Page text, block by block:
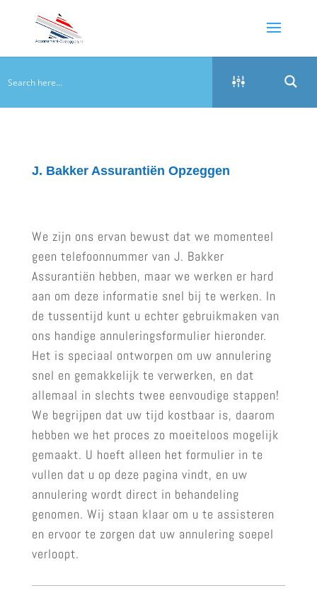
J. Bakker Assurantiën Opzeggen
We zijn ons ervan bewust dat we momenteel
geen telefoonnummer van J. Bakker
Assurantiën hebben, maar we werken er hard
aan om deze informatie snel bij te werken. In
de tussentijd kunt u echter gebruikmaken van
ons handige annuleringsformulier hieronder.
Het is speciaal ontworpen om uw annulering
snel en gemakkelijk te verwerken, en dat
allemaal in slechts twee eenvoudige stappen!
We begrijpen dat uw tijd kostbaar is, daarom
hebben we het proces zo moeiteloos mogelijk
gemaakt. U hoeft alleen het formulier in te
vullen dat u op deze pagina vindt, en uw
annulering wordt direct in behandeling
genomen. Wij staan klaar om u te assisteren
en ervoor te zorgen dat uw annulering soepel
verloopt.